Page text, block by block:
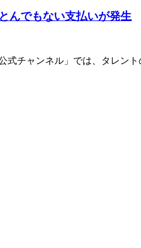
んでもない支払いが発生
式チャンネル」では、タレン